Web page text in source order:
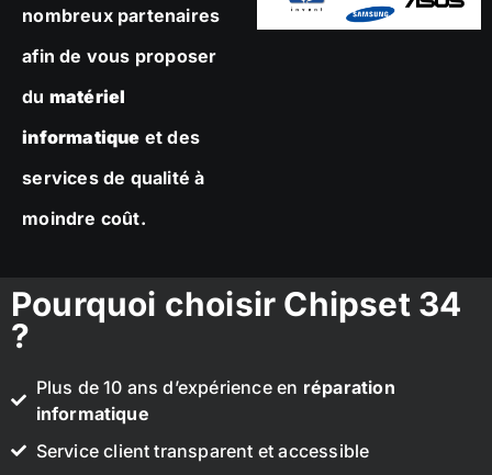
nombreux partenaires
afin de vous proposer
du matériel
informatique et des
services de qualité à
moindre coût.
Pourquoi choisir Chipset 34
?
Plus de 10 ans d’expérience en réparation
informatique
Service client transparent et accessible